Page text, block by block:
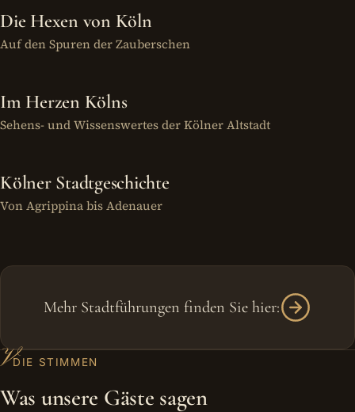
Die Hexen von Köln
Auf den Spuren der Zauberschen
Im Herzen Kölns
Sehens- und Wissenswertes der Kölner Altstadt
Kölner Stadtgeschichte
Von Agrippina bis Adenauer
Mehr Stadtführungen finden Sie hier:
VDIE STIMMEN
Was unsere Gäste sagen